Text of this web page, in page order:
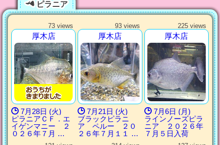
ピラニア
73 views
厚木店
7月28日 (火)
ピラニアＣＦ．エ
イゲンマニー ２
０２６年７月 …
93 views
厚木店
7月21日 (火)
ブラックピラニ
ア ペルー ２０
２６年７月１１ …
225 views
厚木店
7月6日 (月)
ラインノーズピラ
ニア ２０２６年
７月５日入荷